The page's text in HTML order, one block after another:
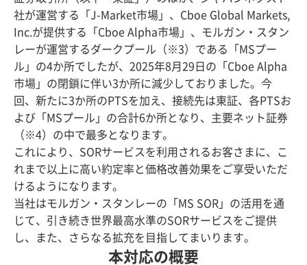
社が運営する「J-Market市場」、Cboe Global Markets,
Inc.が提供する「Cboe Alpha市場」、モルガン・スタン
レーが運営するダークプール（※3）である「MSプー
ル」の4か所でしたが、2025年8月29日の「Cboe Alpha
市場」の閉鎖に伴い3か所に減少しておりました。今
回、新たに3か所のPTSを加え、接続先は東証、各PTSお
よび「MSプール」の合計6か所となり、主要ネット証券
（※4）の中で最多となります。
これにより、SORサービスを利用されるお客さまに、こ
れまで以上に高い約定率と価格改善効果をご享受いただ
けるようになります。
当社はモルガン・スタンレーの「MS SOR」の活用を通
じて、引き続き世界最高水準のSORサービスをご提供
し、また、さらなる拡充を目指してまいります。
本対応の概要